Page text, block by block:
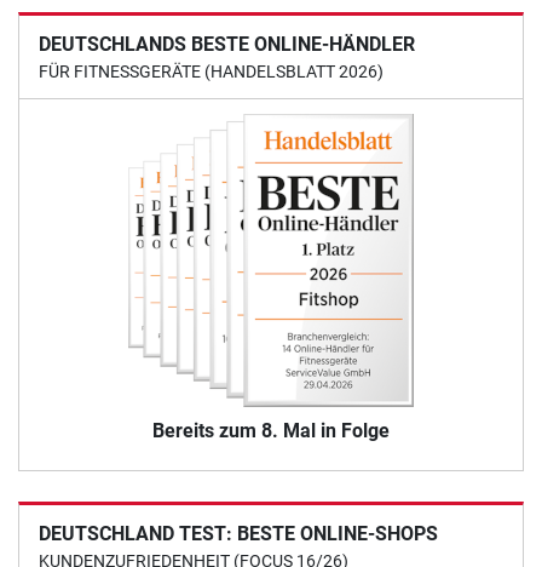
DEUTSCHLANDS BESTE ONLINE-HÄNDLER
FÜR FITNESSGERÄTE (HANDELSBLATT 2026)
Bereits zum 8. Mal in Folge
DEUTSCHLAND TEST: BESTE ONLINE-SHOPS
KUNDENZUFRIEDENHEIT (FOCUS 16/26)